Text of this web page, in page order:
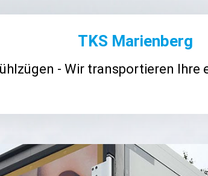
TKS Marienberg
- Wir transportieren Ihre